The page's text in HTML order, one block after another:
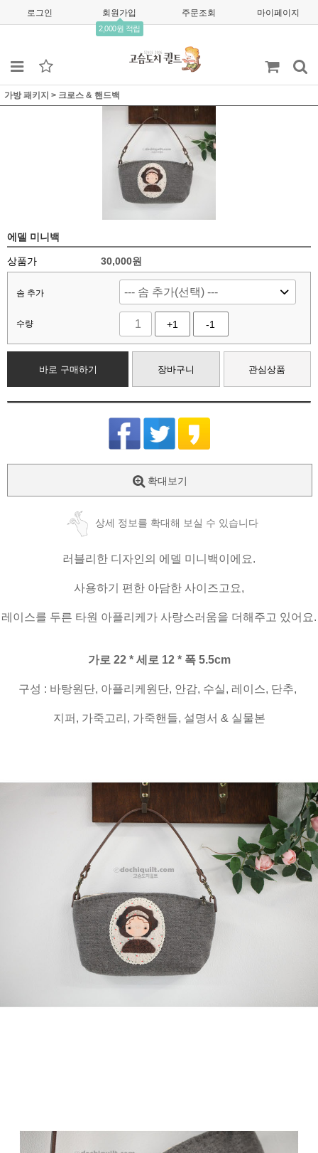
로그인 회원가입
2,000원 적립
주문조회 마이페이지
가방 패키지 > 크로스 & 핸드백
에델 미니백
상품가 30,000원
솜 추가
수량 +1 -1
바로 구매하기 장바구니 관심상품
확대보기
상세 정보를 확대해 보실 수 있습니다
러블리한 디자인의 에델 미니백이에요.
사용하기 편한 아담한 사이즈고요,
레이스를 두른 타원 아플리케가 사랑스러움을 더해주고 있어요.
가로 22 * 세로 12 * 폭 5.5cm
구성 : 바탕원단, 아플리케원단, 안감, 수실, 레이스, 단추,
지퍼, 가죽고리, 가죽핸들, 설명서 & 실물본